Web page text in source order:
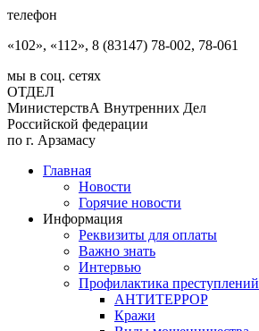
телефон
«102», «112», 8 (83147) 78-002, 78-061
мы в соц. сетях
ОТДЕЛ
МинистерствА Внутренних Дел
Российской федерации
по г. Арзамасу
Главная
Новости
Горячие новости
Информация
Реквизиты для оплаты
Важно знать
Интервью
Профилактика преступлений
АНТИТЕРРОР
Кражи